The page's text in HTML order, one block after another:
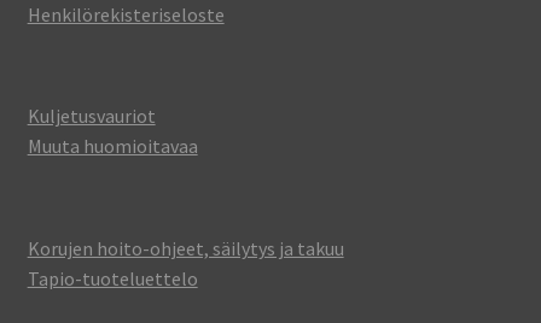
Henkilörekisteriseloste
Kuljetusvauriot
Muuta huomioitavaa
Korujen hoito-ohjeet, säilytys ja takuu
Tapio-tuoteluettelo